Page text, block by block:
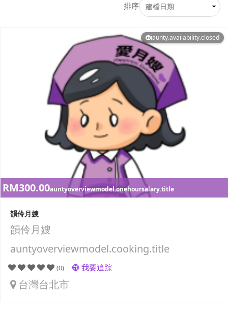
排序
iaunty.availability.closed
RM300.00auntyoverviewmodel.onehoursalary.title
韻伶月嫂
韻伶月嫂
auntyoverviewmodel.cooking.title
(0) 我要追踪
台灣台北市